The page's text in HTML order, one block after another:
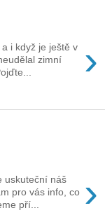
›
i když je ještě v
zimní
›
uskuteční náš
pro vás info, co
pří...